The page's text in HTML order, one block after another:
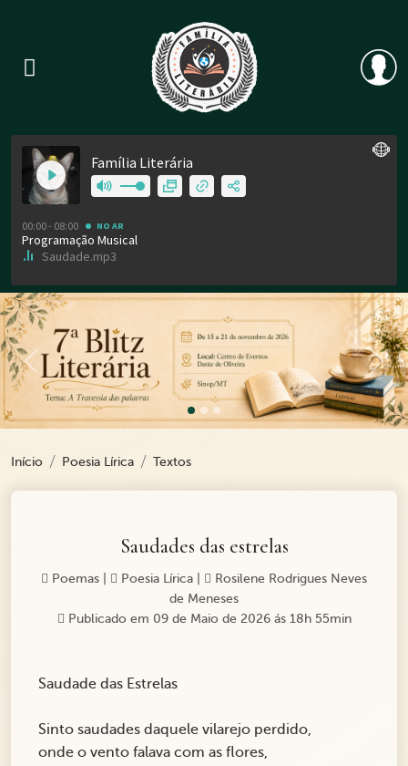
Previous
Início Poesia Lírica Textos
Saudades das estrelas
Poemas Poesia Lírica
Rosilene Rodrigues Neves
de Meneses
Publicado em 09 de Maio de 2026 ás 18h 55min
Saudade das Estrelas
Sinto saudades daquele vilarejo perdido,
onde o vento falava com as flores,